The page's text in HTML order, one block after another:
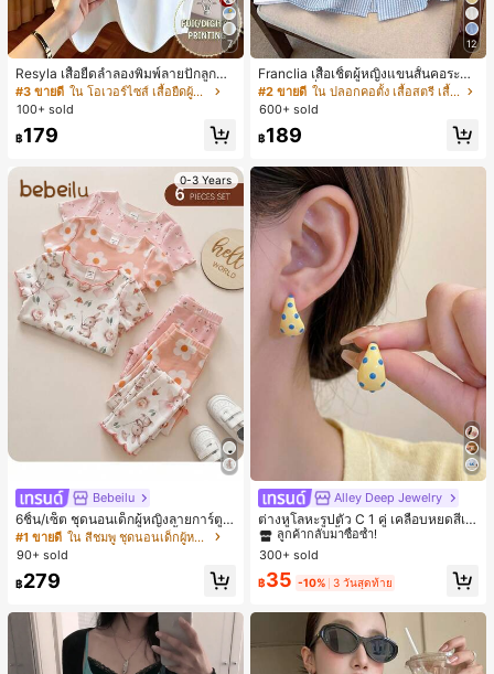
7
Resyla เสื้อยืดลำลองพิมพ์ลายปักลูกปัด
รูปโบว์ขนาดใหญ่สำหรับผู้หญิง
#3 ขายดี
ใน โอเวอร์ไซส์ เสื้อยืดผู้หญิง
100+ sold
฿179
0-3 Years
Bebeilu
6ชิ้น/เซ็ต ชุดนอนเด็กผู้หญิงลายการ์ตูน
หมีและดอกไม้ คอกลม แขนสั้น กางเกง
ขาสั้น ขอบระบาย สวมใส่สบาย
#1 ขายดี
ใน สีชมพู ชุดนอนเด็กผู้หญิง
90+ sold
฿279
12
Franclia เสื้อเชิ้ตผู้หญิงแขนสั้นคอระบา
ยกระดุมเดี่ยวลายทาง
#2 ขายดี
ใน ปลอกคอตั้ง เสื้อสตรี เสื้อเบลาส์ & Tee
600+ sold
฿189
Alley Deep Jewelry
ต่างหูโลหะรูปตัว C 1 คู่ เคลือบหยดสีเห
ลือง ลายจุดสีน้ำเงิน สไตล์ยุโรปและอเม
ริกัน แฟชั่นส่วนตัว หวานและสง่างาม
สำหรับผู้หญิงและเด็กหญิง สำหรับการเ
ดินทาง งานแต่งงาน ปาร์ตี้ วันเกิด ของ
#1 ขายดี ใน โบโฮ ต่างหูผู้หญิง
ลูกค้ากลับมาซื้อซ้ำ!
เกือบหมดแล้ว!
#1 ขายดี ใน โบโฮ ต่างหูผู้หญิง
ลูกค้ากลับมาซื้อซ้ำ!
เกือบหมดแล้ว!
#1 ขายดี ใน โบโฮ ต่างหูผู้หญิง
ลูกค้ากลับมาซื้อซ้ำ!
เกือบหมดแล้ว!
#1 ขายดี ใน โบโฮ ต่างหูผู้หญิง
เกือบหมดแล้ว!
300+ sold
฿35 -10% 3 วันสุดท้าย